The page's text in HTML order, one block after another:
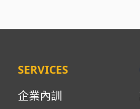
SERVICES
企業內訓